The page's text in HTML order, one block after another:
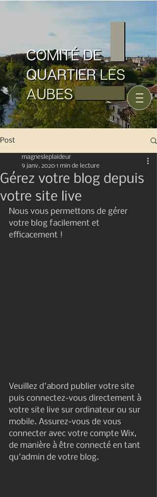
Post
Gérez votre blog depuis
votre site live
magnesleplaideur
9 janv. 2020 1 min de lecture
Nous vous permettons de gérer
votre blog facilement et
efficacement !
Veuillez d'abord publier votre site
puis connectez-vous directement à
votre site live sur ordinateur ou sur
mobile. Assurez-vous de vous
connecter avec votre compte Wix,
de manière à être connecté en tant
qu'admin de votre blog.